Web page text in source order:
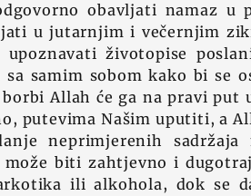
obavljati namaz u
u jutarnjim i večernjim
životopise
samim sobom kako bi se
Allah će ga na pravi
putevima Našim uputiti, a
neprimjerenih
biti zahtjevno i
ili alkohola, dok se